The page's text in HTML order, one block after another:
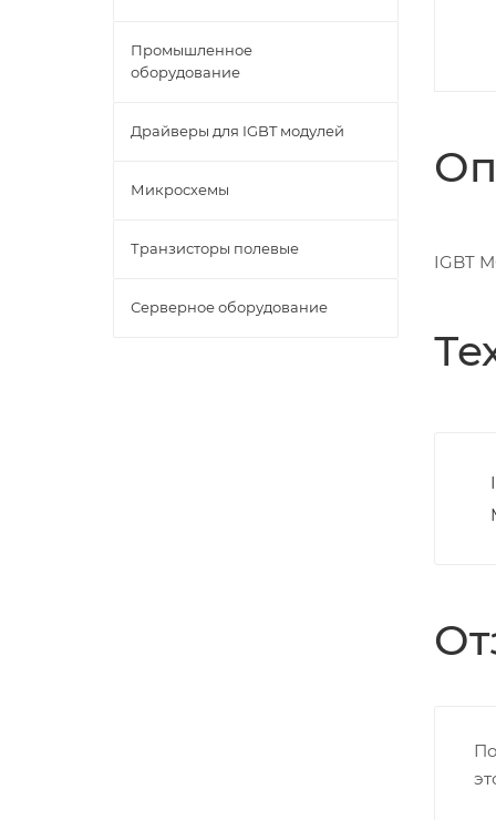
IGBT
Промышленное
оборудование
Драйверы для IGBT модулей
Микросхемы
Транзисторы полевые
Серверное оборудование